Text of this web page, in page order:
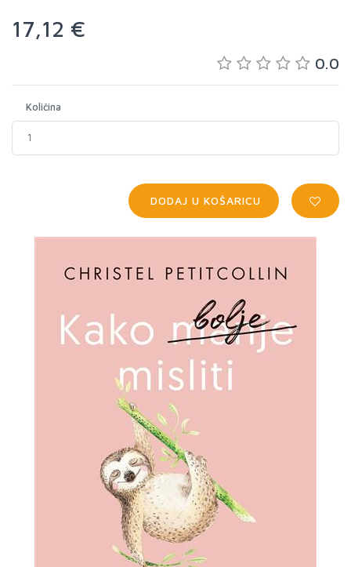
17,12 €
0.0
Količina
DODAJ U KOŠARICU